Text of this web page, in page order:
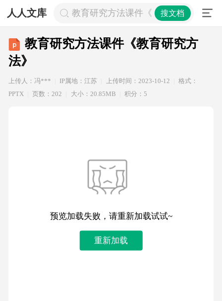
人人文库 教育研究方法课件《教育研究方法》
搜文档
教育研究方法课件《教育研究方
法》
上传人：冯*** IP属地：江苏 上传时间：2023-10-12
格式：
PPTX
页数：202 大小：20.85MB 积分：5
预览加载失败，请重新加载试试~
重新加载